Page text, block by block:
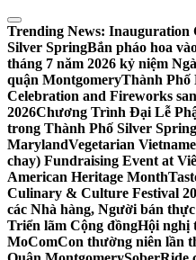
Skip
to
content
Trending News: Inauguration
Silver SpringBắn pháo hoa
tháng 7 năm 2026 kỷ niệm
quận MontgomeryThành Phố
Celebration and Fireworks
2026Chương Trình Đại Lễ
trong Thành Phố Silver
MarylandVegetarian
chay) Fundraising Event at
American Heritage Month
Culinary & Culture Festival
các Nhà hàng, Người bán
Triển lãm Cộng đồngHội nghị
MoComCon thường niên lần